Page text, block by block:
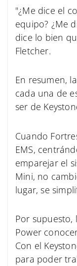
"¿Me dice el
equipo? ¿Me
dice lo bien
Fletcher.
En resumen,
cada una de
ser de
Cuando
EMS,
emparejar el
Mini, no
lugar, se
Por supuesto,
Power
Con el
para poder